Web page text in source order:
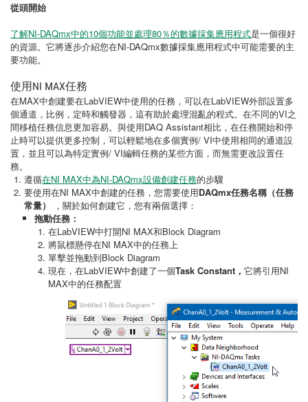
從頭開始
了解NI-DAQmx中的10個功能並處理80％的數據採集應用程式是一個很好
的資源。它將逐步介紹您在NI-DAQmx數據採集應用程式中可能需要的主
要功能。
使用NI MAX任務
在MAX中創建要在LabVIEW中使用的任務，可以在LabVIEW外部設置多
個通道，比例，定時和觸發器，這有助於處理混亂的程式。在不同的VI之
間移植任務信息更加容易。與使用DAQ Assistant相比，在任務開始和停
止時可以提供更多控制，可以輕鬆地在多個實例/ VI中使用相同的通道設
置，並且可以為特定實例/ VI編輯任務的某些方面，而無需更改設置任
務。
遵循在NI MAX中為NI-DAQmx設備創建任務的步驟
要使用在NI MAX中創建的任務，您需要使用DAQmx任務名稱（任務
常量）
，關於如何創建它，您有兩個選擇：
拖動任務：
在LabVIEW中打開NI MAX和Block Diagram
將鼠標懸停在NI MAX中的任務上
單擊並拖動到Block Diagram
現在，在LabVIEW中創建了一個Task Constant， 它將引用NI
MAX中的任務配置